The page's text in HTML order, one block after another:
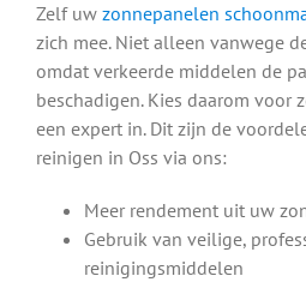
Zelf uw zonnepanelen
zich mee. Niet alleen vanwege
omdat verkeerde middelen de
beschadigen. Kies daarom voor
een expert in. Dit zijn de
reinigen in Oss via ons:
Meer rendement uit uw
Gebruik van veilige,
reinigingsmiddelen